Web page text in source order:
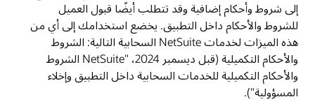
إلى شروط وأحكام إضافية وقد تتطلب أيضًا قبول العميل
للشروط والأحكام داخل التطبيق. يخضع استخدامك إلى أي من
هذه الميزات لخدمات NetSuite السحابية التالية: الشروط
والأحكام التكميلية (قبل ديسمبر 2024، "NetSuite الشروط
والأحكام التكميلية للخدمات السحابية داخل التطبيق وإخلاء
المسؤولية").